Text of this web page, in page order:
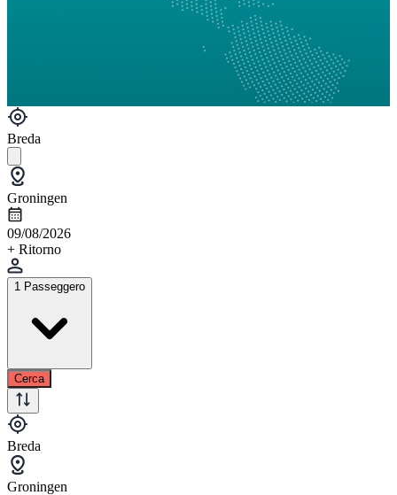
Breda
Groningen
09/08/2026
+ Ritorno
1 Passeggero
Cerca
Breda
Groningen